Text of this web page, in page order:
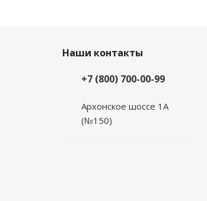
Наши контакты
+7 (800) 700-00-99
Архонское шоссе 1А
(№150)